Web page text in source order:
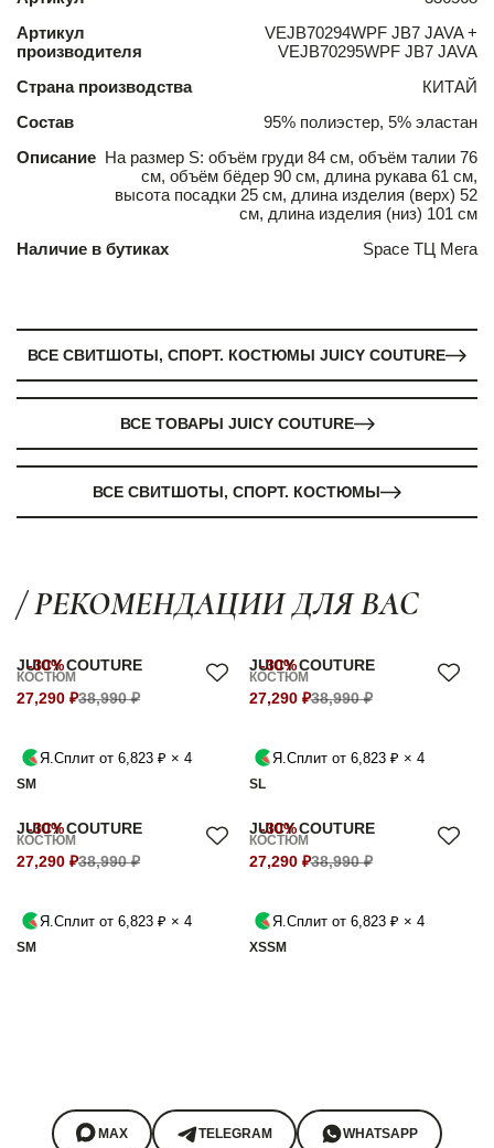
Артикул
производителя
VEJB70294WPF JB7 JAVA +
VEJB70295WPF JB7 JAVA
Страна производства
КИТАЙ
Состав
95% полиэстер, 5% эластан
Описание На размер S: объём груди 84 см, объём талии 76
см, объём бёдер 90 см, длина рукава 61 см,
высота посадки 25 см, длина изделия (верх) 52
см, длина изделия (низ) 101 см
Наличие в бутиках
Space ТЦ Мега
ВСЕ СВИТШОТЫ, СПОРТ. КОСТЮМЫ JUICY COUTURE
ВСЕ ТОВАРЫ JUICY COUTURE
ВСЕ СВИТШОТЫ, СПОРТ. КОСТЮМЫ
/ РЕКОМЕНДАЦИИ ДЛЯ ВАС
-30%
JUICY COUTURE
КОСТЮМ
27,290 ₽38,990 ₽
Я.Сплит от 6,823 ₽ × 4
SM
-30%
JUICY COUTURE
КОСТЮМ
27,290 ₽38,990 ₽
Я.Сплит от 6,823 ₽ × 4
SL
-30%
JUICY COUTURE
КОСТЮМ
27,290 ₽38,990 ₽
Я.Сплит от 6,823 ₽ × 4
SM
-30%
JUICY COUTURE
КОСТЮМ
27,290 ₽38,990 ₽
Я.Сплит от 6,823 ₽ × 4
XSSM
MAX TELEGRAM WHATSAPP